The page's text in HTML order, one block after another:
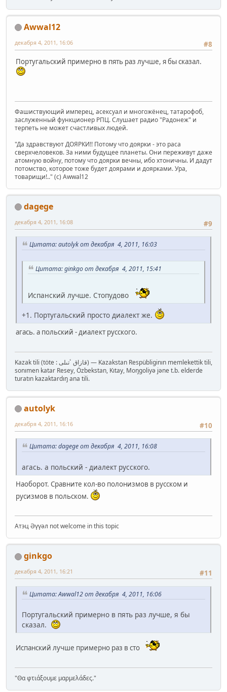
Awwal12
#8
декабря 4, 2011, 16:06
Португальский примерно в пять раз лучше, я бы сказал.
Фашиствующий имперец, асексуал и многожёнец, татарофоб,
заслуженный функционер РПЦ. Слушает радио "Радонеж" и
терпеть не может счастливых людей.
"Да здравствуют ДОЯРКИ!! Потому что доярки - это раса
сверхчеловеков. За ними будущее планеты. Они переживут даже
атомную войну, потому что доярки вечны, ибо хтоничны. И дадут
потомство, которое тоже будет доярами и доярками. Ура,
товарищи!.." (c) Awwal12
dagege
#9
декабря 4, 2011, 16:08
Цитата: autolyk от декабря 4, 2011, 16:03
Цитата: ginkgo от декабря 4, 2011, 15:41
Испанский лучше. Стопудово
+1. Португальский просто диалект же.
агась. а польский - диалект русского.
Kazak tili (töte : قازاق ٴتىلى‎) — Kazakstan Respübliginın memlekettik tili,
sonımen katar Resey, Özbekstan, Kıtay, Moŋgoliyə jəne t.b. elderde
turatın kazaktardıŋ ana tili.
autolyk
#10
декабря 4, 2011, 16:16
Цитата: dagege от декабря 4, 2011, 16:08
агась. а польский - диалект русского.
Наоборот. Сравните кол-во полонизмов в русском и
русизмов в польском.
Атэц Әүүәл not welcome in this topic
ginkgo
#11
декабря 4, 2011, 16:21
Цитата: Awwal12 от декабря 4, 2011, 16:06
Португальский примерно в пять раз лучше, я бы
сказал.
Испанский лучше примерно раз в сто
"Θα φτιάξουμε μαρμελάδες."